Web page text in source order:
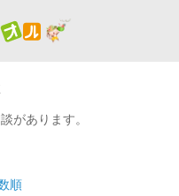
があります。
順